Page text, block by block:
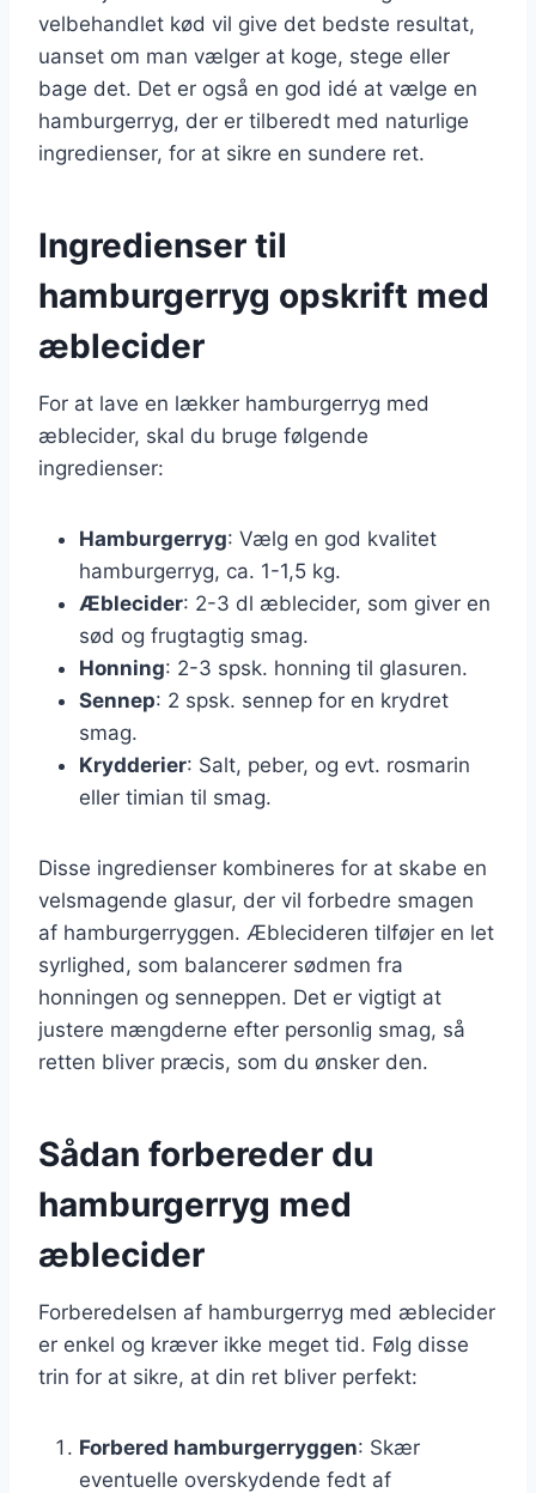
velbehandlet kød vil give det bedste resultat,
uanset om man vælger at koge, stege eller
bage det. Det er også en god idé at vælge en
hamburgerryg, der er tilberedt med naturlige
ingredienser, for at sikre en sundere ret.
Ingredienser til
hamburgerryg opskrift med
æblecider
For at lave en lækker hamburgerryg med
æblecider, skal du bruge følgende
ingredienser:
Hamburgerryg: Vælg en god kvalitet
hamburgerryg, ca. 1-1,5 kg.
Æblecider: 2-3 dl æblecider, som giver en
sød og frugtagtig smag.
Honning: 2-3 spsk. honning til glasuren.
Sennep: 2 spsk. sennep for en krydret
smag.
Krydderier: Salt, peber, og evt. rosmarin
eller timian til smag.
Disse ingredienser kombineres for at skabe en
velsmagende glasur, der vil forbedre smagen
af hamburgerryggen. Æblecideren tilføjer en let
syrlighed, som balancerer sødmen fra
honningen og senneppen. Det er vigtigt at
justere mængderne efter personlig smag, så
retten bliver præcis, som du ønsker den.
Sådan forbereder du
hamburgerryg med
æblecider
Forberedelsen af hamburgerryg med æblecider
er enkel og kræver ikke meget tid. Følg disse
trin for at sikre, at din ret bliver perfekt:
Forbered hamburgerryggen: Skær
eventuelle overskydende fedt af